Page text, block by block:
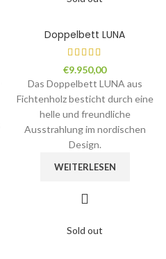
Doppelbett LUNA
€9.950,00
Das Doppelbett LUNA aus
Fichtenholz besticht durch eine
helle und freundliche
Ausstrahlung im nordischen
Design.
WEITERLESEN
Sold out